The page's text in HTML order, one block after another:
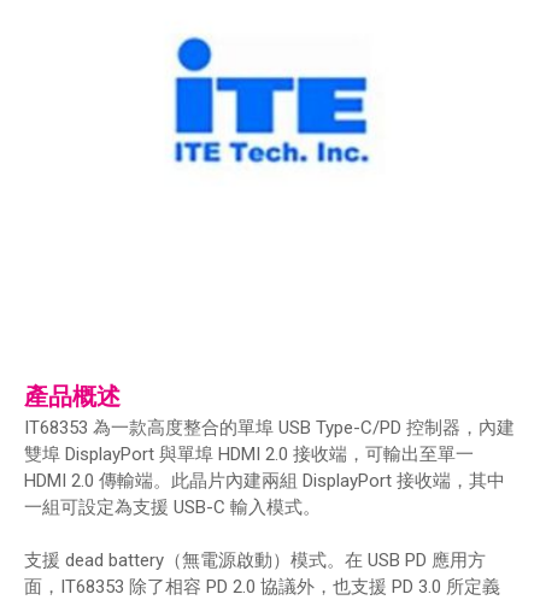
產品概述
IT68353 為一款高度整合的單埠 USB Type-C/PD 控制器，內建
雙埠 DisplayPort 與單埠 HDMI 2.0 接收端，可輸出至單一
HDMI 2.0 傳輸端。此晶片內建兩組 DisplayPort 接收端，其中
一組可設定為支援 USB-C 輸入模式。
支援 dead battery（無電源啟動）模式。在 USB PD 應用方
面，IT68353 除了相容 PD 2.0 協議外，也支援 PD 3.0 所定義